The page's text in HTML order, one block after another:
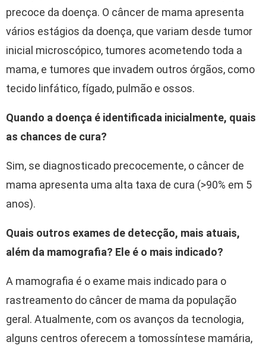
precoce da doença. O câncer de mama apresenta
vários estágios da doença, que variam desde tumor
inicial microscópico, tumores acometendo toda a
mama, e tumores que invadem outros órgãos, como
tecido linfático, fígado, pulmão e ossos.
Quando a doença é identificada inicialmente, quais
as chances de cura?
Sim, se diagnosticado precocemente, o câncer de
mama apresenta uma alta taxa de cura (>90% em 5
anos).
Quais outros exames de detecção, mais atuais,
além da mamografia? Ele é o mais indicado?
A mamografia é o exame mais indicado para o
rastreamento do câncer de mama da população
geral. Atualmente, com os avanços da tecnologia,
alguns centros oferecem a tomossíntese mamária,